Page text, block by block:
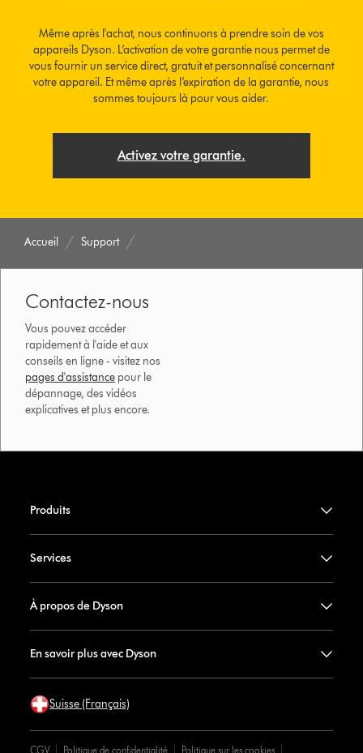
Même après l'achat, nous continuons à prendre soin de vos
appareils Dyson. L’activation de votre garantie nous permet de
vous fournir un service direct, gratuit et personnalisé concernant
votre appareil. Et même après l’expiration de la garantie, nous
sommes toujours là pour vous aider.
Activez votre garantie.
Accueil Support
Contactez-nous
Vous pouvez accéder
rapidement à l'aide et aux
conseils en ligne - visitez nos
pages d'assistance pour le
dépannage, des vidéos
explicatives et plus encore.
Produits
Services
À propos de Dyson
En savoir plus avec Dyson
Suisse (Français)
CGV Politique de confidentialité Politique sur les cookies